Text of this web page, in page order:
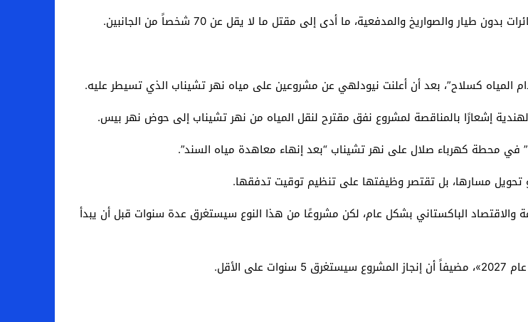
كسلاح”، بعد أن أعلنت نيودلهي عن مشروعين على مياه نهر تشيناب الذي تسيطر عليه.
إشعارًا بالمناقصة لمشروع نفق مقترح لنقل المياه من نهر تشيناب إلى حوض نهر بيس.
في محطة كهرباء صلال على نهر تشيناب “بعد إنهاء معاهدة مياه السند”.
تحويل مسارها، بل تقتصر وظيفتها على تنظيم توقيت تدفقها.
الباكستاني بشكل عام، لكن مشروعًا من هذا النوع سيستغرق عدة سنوات قبل أن يبدأ